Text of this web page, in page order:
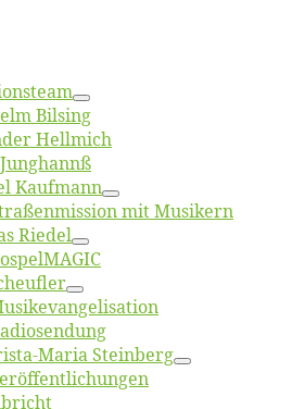
Bilsing
Hellmich
Kaufmann
mit Musikern
Riedel
Ma­ria Steinberg